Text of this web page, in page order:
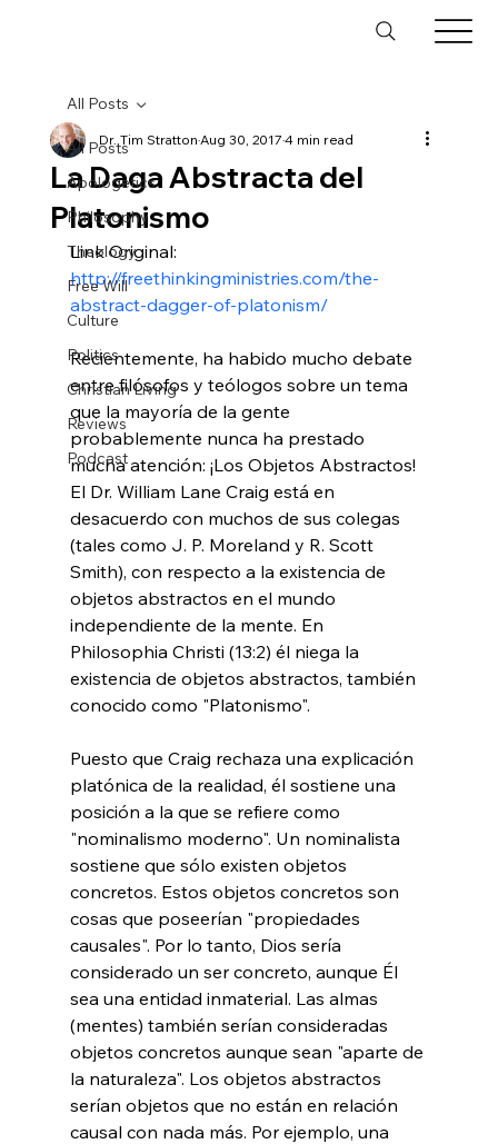
All Posts
Apologetics
Philosophy
Theology
Free Will
Culture
Politics
Christian Living
Reviews
Podcast
All Posts
La Daga Abstracta del
Platonismo
Dr. Tim StrattonAug 30, 20174 min read
Link Original:
http://freethinkingministries.com/the-
abstract-dagger-of-platonism/
Recientemente, ha habido mucho debate
entre filósofos y teólogos sobre un tema
que la mayoría de la gente
probablemente nunca ha prestado
mucha atención: ¡Los Objetos Abstractos!
El Dr. William Lane Craig está en
desacuerdo con muchos de sus colegas
(tales como J. P. Moreland y R. Scott
Smith), con respecto a la existencia de
objetos abstractos en el mundo
independiente de la mente. En
Philosophia Christi (13:2) él niega la
existencia de objetos abstractos, también
conocido como "Platonismo".
Puesto que Craig rechaza una explicación
platónica de la realidad, él sostiene una
posición a la que se refiere como
"nominalismo moderno". Un nominalista
sostiene que sólo existen objetos
concretos. Estos objetos concretos son
cosas que poseerían "propiedades
causales". Por lo tanto, Dios sería
considerado un ser concreto, aunque Él
sea una entidad inmaterial. Las almas
(mentes) también serían consideradas
objetos concretos aunque sean "aparte de
la naturaleza". Los objetos abstractos
serían objetos que no están en relación
causal con nada más. Por ejemplo, una